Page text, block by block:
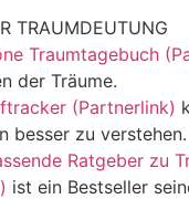
TRAUMDEUTUNG
Traumtagebuch
der Träume.
(Partnerlink)
besser zu verstehen.
Ratgeber zu
ist ein Bestseller